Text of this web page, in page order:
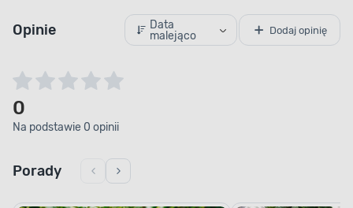
Opinie
Data
malejąco
Dodaj opinię
0
Na podstawie 0 opinii
Porady